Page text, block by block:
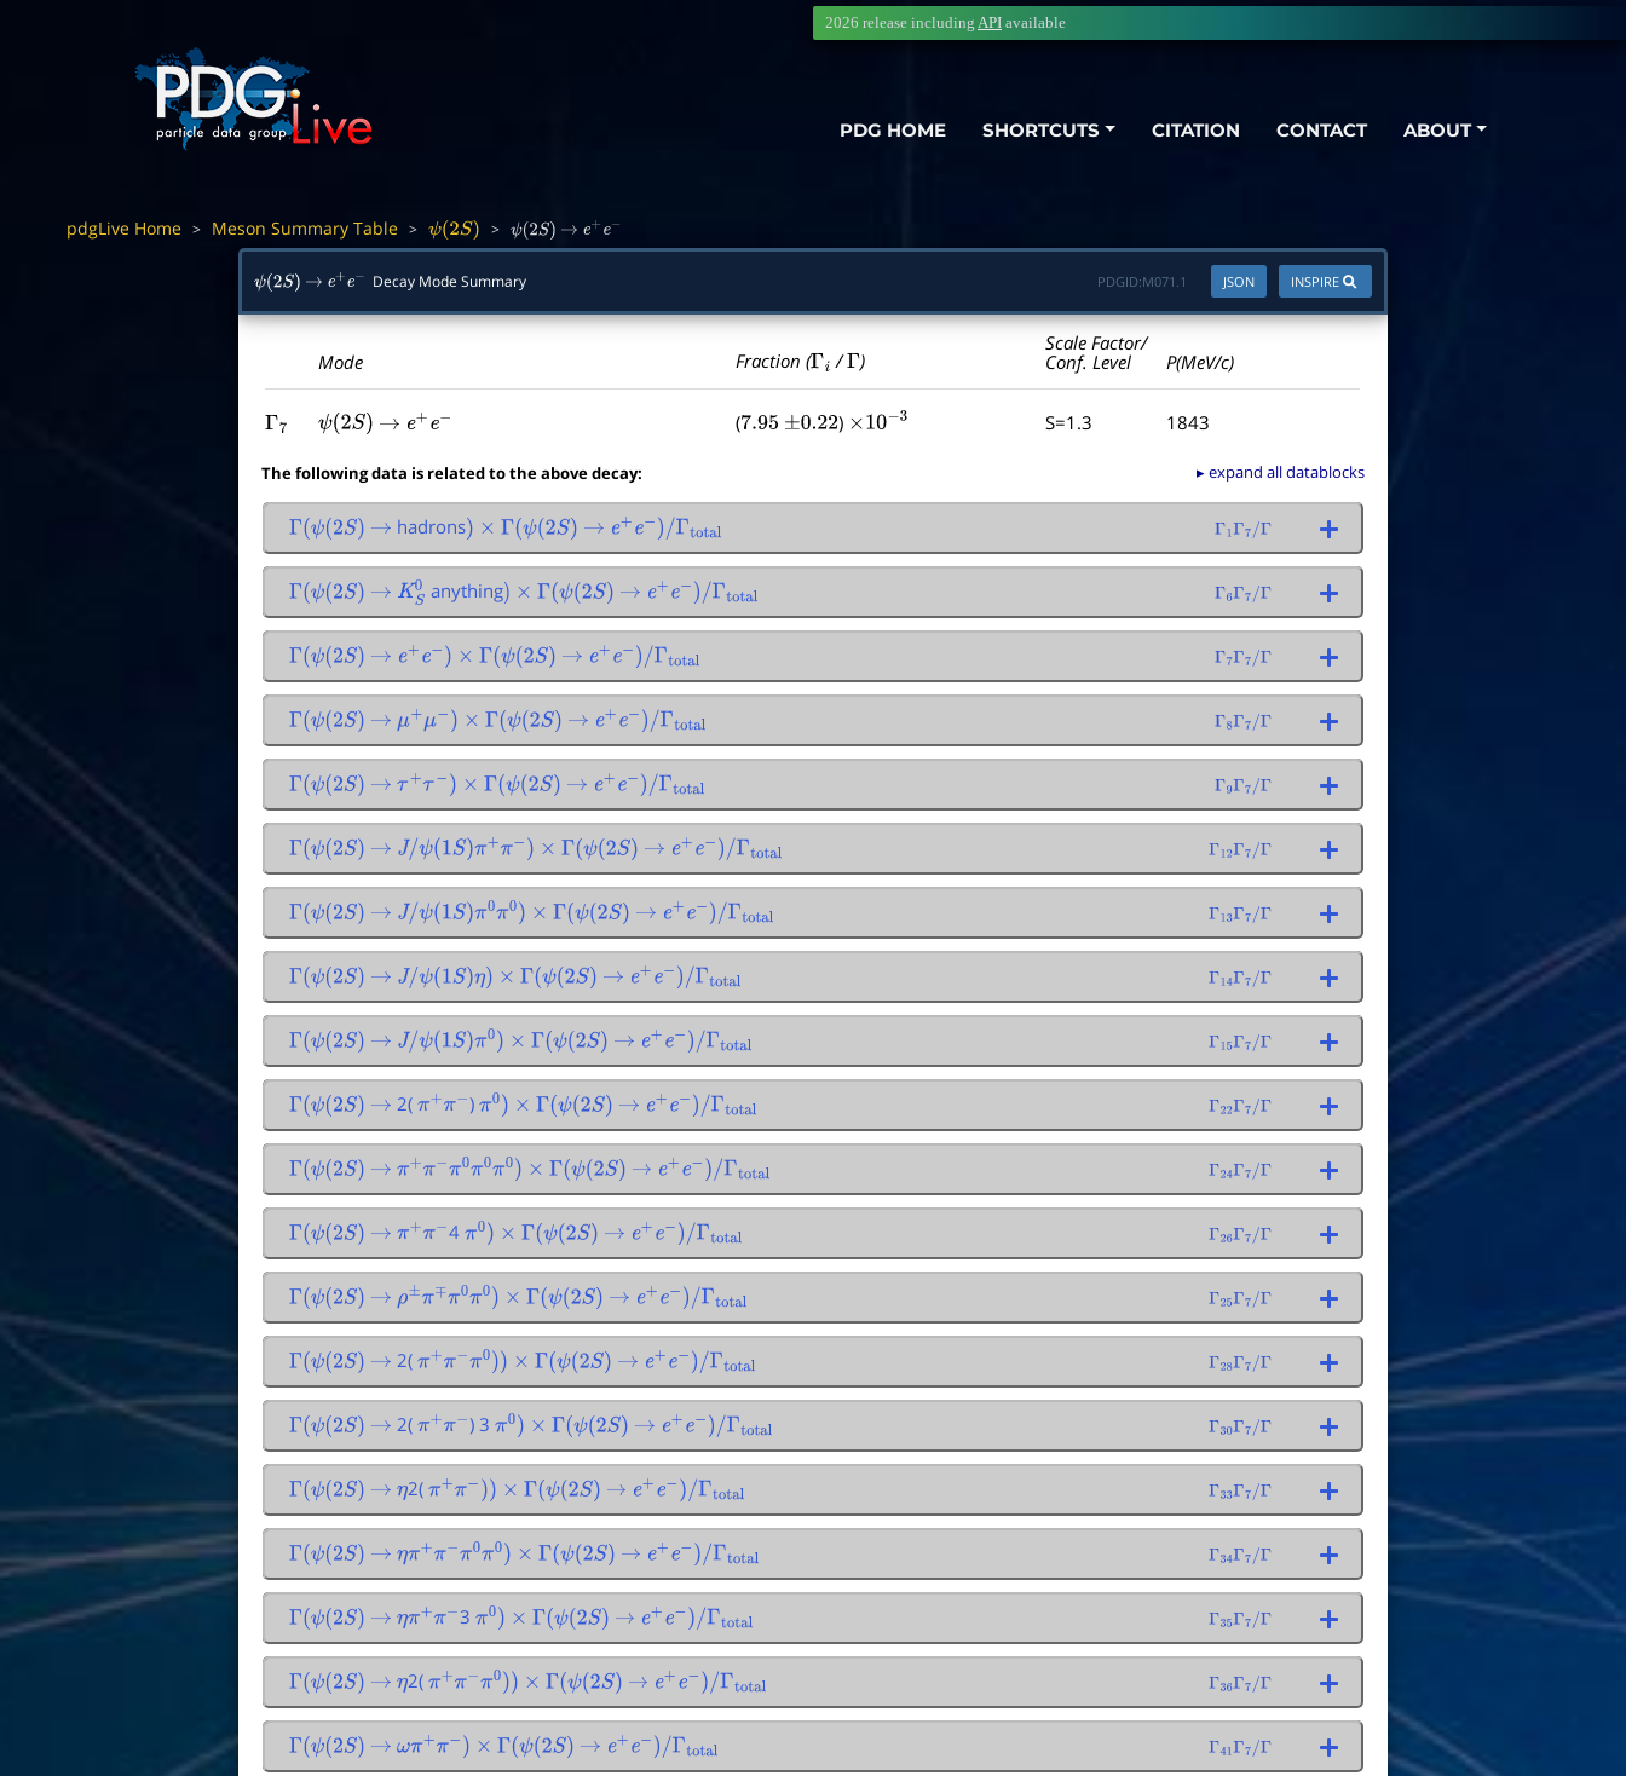
PDG HOME SHORTCUTS CITATION CONTACT ABOUT
2026 release including API available
pdgLive Home > Meson Summary Table > ψ(2S) > ψ(2S) → e e−
ψ(2S) → e+ e− Decay Mode Summary INSPIRE
JSON
PDGID:M071.1
Mode Fraction (Γi /Γ )
Scale Factor/
Conf. Level
P(MeV/c)
Γ7 ψ(2S) → e+e− (7.95 ±0.22 ) ×10− 3 S=1.3 1843
The following data is related to the above decay: ▸ expand all datablocks
Γ(ψ(2S) → hadrons) × Γ(ψ(2S) → e+ e− /Γtotal Γ 1Γ7/Γ
Γ(ψ(2S) → KS0 anything) × Γ(ψ(2S) → e+ e− /Γtotal Γ 6Γ7/Γ
Γ(ψ(2S) → e+ e− × Γ(ψ(2S) → e+ e− /Γtotal Γ 7Γ7/Γ
Γ(ψ(2S) → μ+ μ− × Γ(ψ(2S) → e+ e− /Γtotal Γ 8Γ7/Γ
Γ(ψ(2S) → τ+ τ− × Γ(ψ(2S) → e+ e− /Γtotal Γ 9Γ7/Γ
Γ(ψ(2S) → J/ψ(1S)π+π − ) × Γ(ψ(2S) → e+ e− /Γtotal Γ 12Γ 7/Γ
Γ(ψ(2S) → J/ψ(1S)π0π0) × Γ(ψ(2S) → e+ e− /Γtotal Γ 13Γ 7/Γ
Γ(ψ(2S) → J/ψ(1S)η) × Γ(ψ(2S) → e+ e− /Γtotal Γ 14Γ 7/Γ
Γ(ψ(2S) → J/ψ(1S)π0) × Γ(ψ(2S) → e+ e− /Γtotal Γ 15Γ 7/Γ
Γ(ψ(2S) → 2(π+ π− )π0) × Γ(ψ(2S) → e+ e− /Γtotal Γ 22Γ 7/Γ
Γ(ψ(2S) → π + π− π0π0π0) × Γ(ψ(2S) → e+ e− /Γtotal Γ 24Γ 7/Γ
Γ(ψ(2S) → π+ π− 4π0) × Γ(ψ(2S) → e+ e− /Γtotal Γ 26Γ 7/Γ
Γ(ψ(2S) → ρ±π∓π0π0) × Γ(ψ(2S) → e+ e− /Γtotal Γ 25Γ 7/Γ
Γ(ψ(2S) → 2(π + π− π0)) × Γ(ψ(2S) → e+ e− /Γtotal Γ 28Γ 7/Γ
Γ(ψ(2S) → 2(π+ π− ) 3π0) × Γ(ψ(2S) → e+ e− /Γtotal Γ 30Γ 7/Γ
Γ(ψ(2S) → η2(π + π− ) × Γ(ψ(2S) → e+ e− /Γtotal Γ 33Γ 7/Γ
Γ(ψ(2S) → ηπ + π− π0π0) × Γ(ψ(2S) → e+ e− /Γtotal Γ 34Γ 7/Γ
Γ(ψ(2S) → ηπ + π− 3 π0) × Γ(ψ(2S) → e+ e− /Γtotal Γ 35Γ 7/Γ
Γ(ψ(2S) → η2(π + π− π0)) × Γ(ψ(2S) → e+ e− /Γtotal Γ 36Γ 7/Γ
Γ(ψ(2S) → ωπ + π− × Γ(ψ(2S) → e+ e− /Γtotal Γ 41Γ 7/Γ